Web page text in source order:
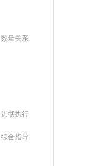
数量关系
贯彻执行
综合指导